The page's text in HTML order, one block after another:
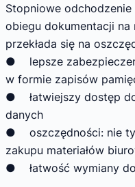
Stopniowe
obiegu dokumentacji
przekłada się na
● lepsze
w formie zapisów
● łatwiejszy dostęp
danych
● oszczędności: nie
zakupu materiałów
● łatwość wymiany